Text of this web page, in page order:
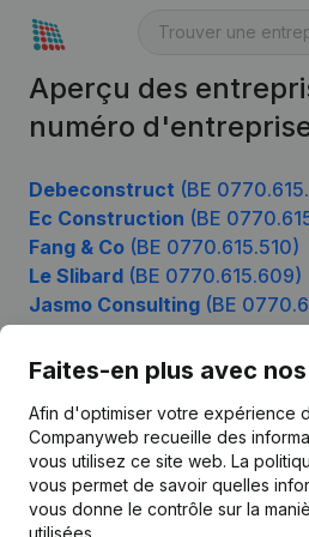
Aperçu des
numéro
Debeconstruct (BE
Ec Construction (BE
Fang & Co (BE 0770.615.510)
Le Slibard (BE 0770.615.609)
Jasmo Consulting (BE
Faites-en plus avec
Afin d'optimiser votre expérience
Companyweb recueille des
vous utilisez ce site web. La
vous permet de savoir quelles
vous donne le contrôle sur la
utilisées.
Français